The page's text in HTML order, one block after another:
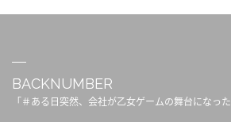
BACKNUMBER
「＃ある日突然、会社が乙女ゲームの舞台になっ